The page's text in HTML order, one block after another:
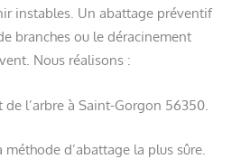
instables. Un abattage préventif
branches ou le déracinement
Nous réalisons :
de l’arbre à Saint-Gorgon 56350.
d’abattage la plus sûre.